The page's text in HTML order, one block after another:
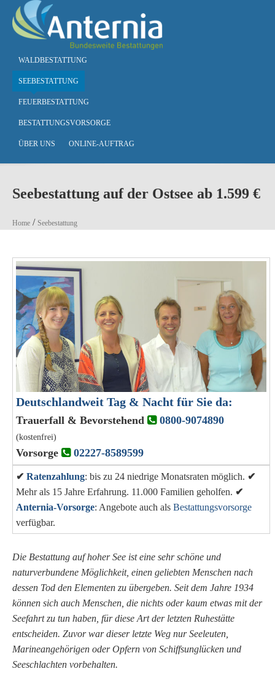
Skip to main content
WALDBESTATTUNG
SEEBESTATTUNG
FEUERBESTATTUNG
BESTATTUNGSVORSORGE
ÜBER UNS ONLINE-AUFTRAG
Seebestattung auf der Ostsee ab 1.599 €
You are here
Home / Seebestattung
Deutschlandweit Tag & Nacht für Sie da:
Trauerfall & Bevorstehend 0800-9074890
(kostenfrei)
Vorsorge 02227-8589599
✔ Ratenzahlung: bis zu 24 niedrige Monatsraten möglich. ✔
Mehr als 15 Jahre Erfahrung. 11.000 Familien geholfen. ✔
Anternia-Vorsorge: Angebote auch als Bestattungsvorsorge
verfügbar.
Die Bestattung auf hoher See ist eine sehr schöne und
naturverbundene Möglichkeit, einen geliebten Menschen nach
dessen Tod den Elementen zu übergeben. Seit dem Jahre 1934
können sich auch Menschen, die nichts oder kaum etwas mit der
Seefahrt zu tun haben, für diese Art der letzten Ruhestätte
entscheiden. Zuvor war dieser letzte Weg nur Seeleuten,
Marineangehörigen oder Opfern von Schiffsunglücken und
Seeschlachten vorbehalten.